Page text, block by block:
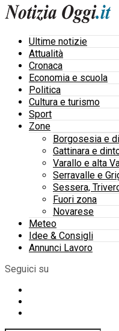
Ultime notizie
Attualità
Cronaca
Economia e scuola
Politica
Cultura e turismo
Sport
Zone
Borgosesia e
Gattinara e
Varallo e alta
Serravalle e
Sessera,
Fuori zona
Novarese
Meteo
Idee & Consigli
Annunci Lavoro
Seguici su